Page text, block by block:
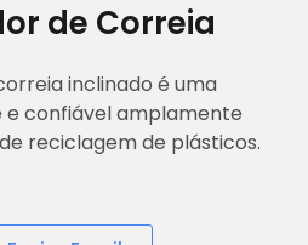
de Correia
inclinado é uma
confiável amplamente
reciclagem de plásticos.